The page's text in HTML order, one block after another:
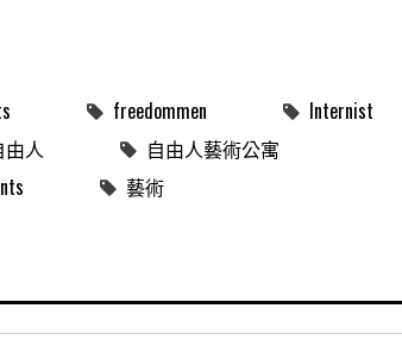
freedommen Internist
由人
自由人藝術公寓
藝術